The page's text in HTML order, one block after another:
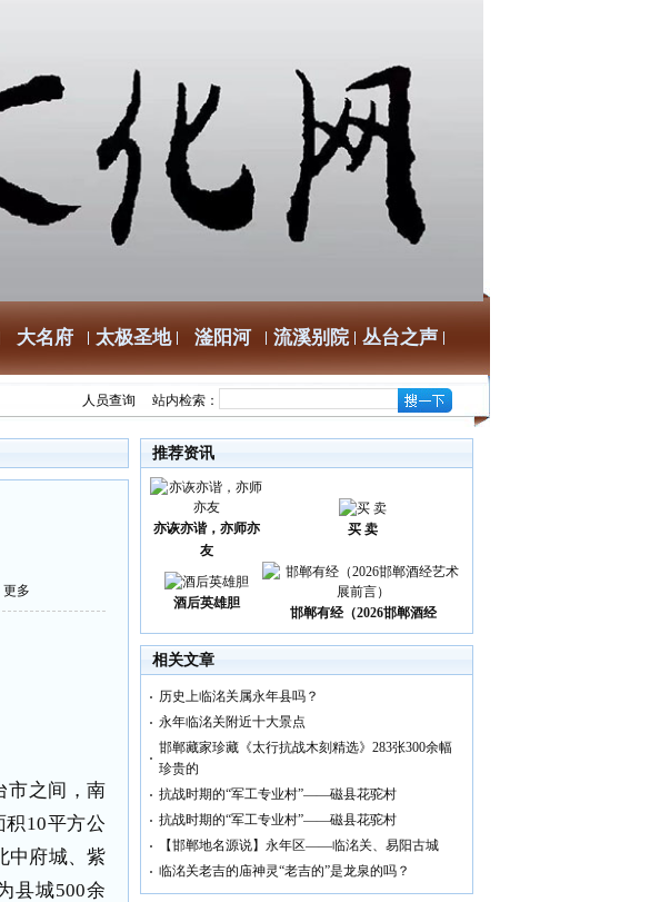
大名府 太极圣地 滏阳河 流溪别院 丛台之声
人员查询 站内检索：
更多
市之间，南
10平方公
中府城、紫
县城500余
推荐资讯
亦诙亦谐，亦师亦
友
买 卖
酒后英雄胆
邯郸有经（2026邯郸酒经
相关文章
历史上临洺关属永年县吗？
永年临洺关附近十大景点
邯郸藏家珍藏《太行抗战木刻精选》283张300余幅
珍贵的
抗战时期的“军工专业村”——磁县花驼村
抗战时期的“军工专业村”——磁县花驼村
【邯郸地名源说】永年区——临洺关、易阳古城
临洺关老吉的庙神灵“老吉的”是龙泉的吗？